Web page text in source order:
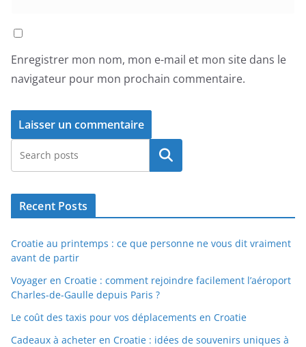
Enregistrer mon nom, mon e-mail et mon site dans le
navigateur pour mon prochain commentaire.
Rechercher
Recent Posts
Croatie au printemps : ce que personne ne vous dit vraiment
avant de partir
Voyager en Croatie : comment rejoindre facilement l’aéroport
Charles-de-Gaulle depuis Paris ?
Le coût des taxis pour vos déplacements en Croatie
Cadeaux à acheter en Croatie : idées de souvenirs uniques à